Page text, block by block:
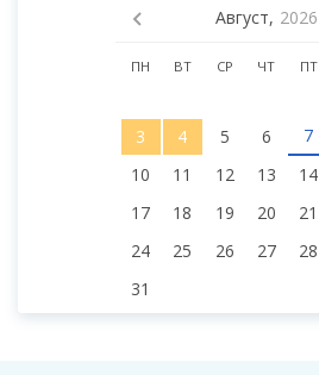
Август, 2026
ПН ВТ СР ЧТ ПТ
3
4 5 6 7
10
11 12 13 14
17
18 19 20 21
24
25 26 27 28
31